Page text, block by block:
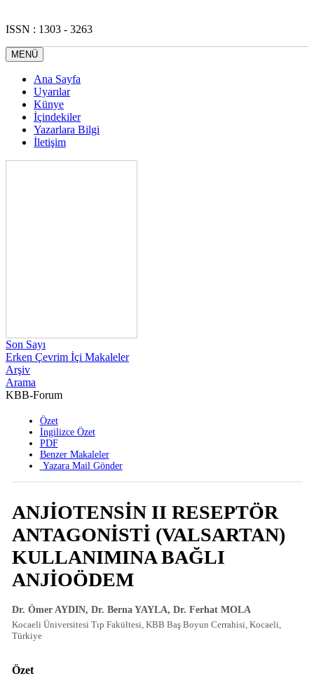
ISSN : 1303 - 3263
MENÜ
Ana Sayfa
Uyarılar
Künye
İçindekiler
Yazarlara Bilgi
İletişim
Son Sayı
Erken Çevrim İçi Makaleler
Arşiv
Arama
KBB-Forum
Özet
İngilizce Özet
PDF
Benzer Makaleler
Yazara Mail Gönder
ANJİOTENSİN II RESEPTÖR
ANTAGONİSTİ (VALSARTAN)
KULLANIMINA BAĞLI
ANJİOÖDEM
Dr. Ömer AYDIN, Dr. Berna YAYLA, Dr. Ferhat MOLA
Kocaeli Üniversitesi Tıp Fakültesi, KBB Baş Boyun Cerrahisi, Kocaeli,
Türkiye
Özet